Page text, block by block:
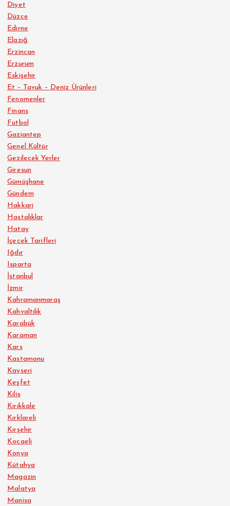
Diyet
Düzce
Edirne
Elazığ
Erzincan
Erzurum
Eskişehir
Et – Tavuk – Deniz Ürünleri
Fenomenler
Finans
Futbol
Gaziantep
Genel Kültür
Gezilecek Yerler
Giresun
Gümüşhane
Gündem
Hakkari
Hastalıklar
Hatay
İçecek Tarifleri
Iğdır
Isparta
İstanbul
İzmir
Kahramanmaraş
Kahvaltılık
Karabük
Karaman
Kars
Kastamonu
Kayseri
Keşfet
Kilis
Kırıkkale
Kırklareli
Kırşehir
Kocaeli
Konya
Kütahya
Magazin
Malatya
Manisa